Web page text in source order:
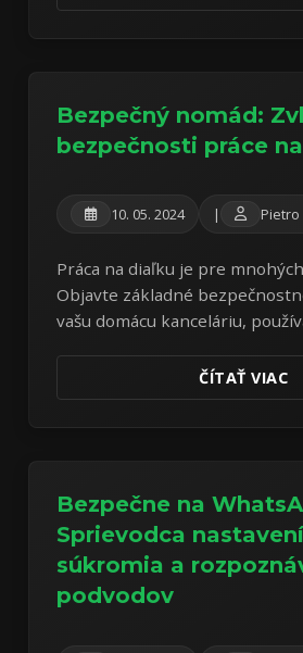
Bezpečný nomád:
bezpečnosti práce
10. 05. 2024 |
Práca na diaľku je pre
Objavte základné
vašu domácu kanceláriu,
ČÍTAŤ VIAC
Bezpečne na
Sprievodca
súkromia a
podvodov